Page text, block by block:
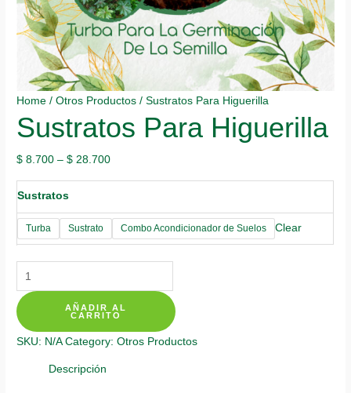
Home /Otros Productos / Sustratos Para Higuerilla
Sustratos Para Higuerilla
$ 8.700 –$ 28.700
Sustratos
Turba Sustrato Combo Acondicionador de Suelos Clear
Sustratos
Para
Higuerilla
quantity
AÑADIR AL
CARRITO
SKU: N/A Category:Otros Productos
Descripción